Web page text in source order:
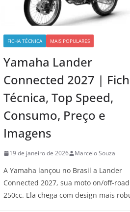
FICHA TÉCNICA MAIS POPULARES
Yamaha Lander
Connected 2027 |
Técnica, Top Speed,
Consumo, Preço e
Imagens
19 de janeiro de 2026 Marcelo Souza
A Yamaha lançou no Brasil a Lander
Connected 2027, sua moto on/off-
250cc. Ela chega com design mais